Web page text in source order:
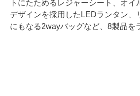
トにたためるレジャーシート、オイ
デザインを採用したLEDランタン、
にもなる2wayバッグなど、8製品を